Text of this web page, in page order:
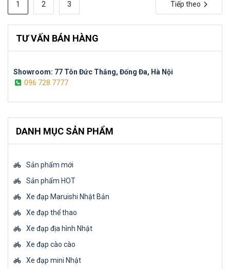
trang
bài
viết
1 2 3 Tiếp theo
TƯ VẤN BÁN HÀNG
Showroom: 77 Tôn Đức Thắng, Đống Đa, Hà Nội
096 728 7777
DANH MỤC SẢN PHẨM
Sản phẩm mới
Sản phẩm HOT
Xe đạp Maruishi Nhật Bản
Xe đạp thể thao
Xe đạp địa hình Nhật
Xe đạp cào cào
Xe đạp mini Nhật